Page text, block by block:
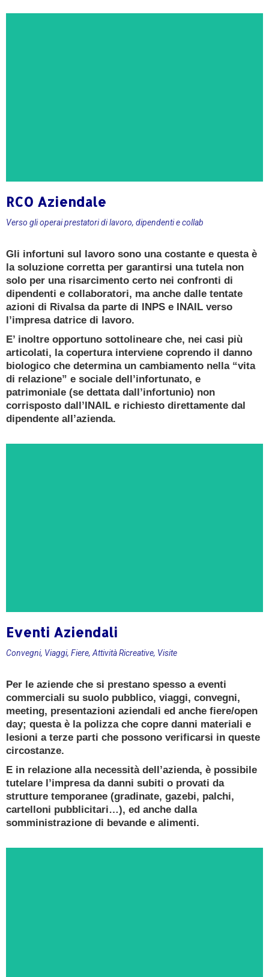
CONSULENZA GRATUITA
Ricevi oggi una consulenza gratuita e senza
impegno da un
Esperto Consulente Qualificato
PRENOTA ORA
RCO Aziendale
Verso gli operai prestatori di lavoro, dipendenti e collab
Gli infortuni sul lavoro sono una costante e questa è
la soluzione corretta per garantirsi una tutela non
solo per una risarcimento certo nei confronti di
dipendenti e collaboratori, ma anche dalle tentate
azioni di Rivalsa da parte di INPS e INAIL verso
l’impresa datrice di lavoro.
E’ inoltre opportuno sottolineare che, nei casi più
articolati, la copertura interviene coprendo il danno
biologico che determina un cambiamento nella “vita
di relazione” e sociale dell’infortunato, e
patrimoniale (se dettata dall’infortunio) non
corrisposto dall’INAIL e richiesto direttamente dal
dipendente all’azienda.
CONSULENZA GRATUITA
Ricevi oggi una consulenza gratuita e senza
impegno da un
Esperto Consulente Qualificato
PRENOTA ORA
Eventi Aziendali
Convegni, Viaggi, Fiere, Attività Ricreative, Visite
Per le aziende che si prestano spesso a eventi
commerciali su suolo pubblico, viaggi, convegni,
meeting, presentazioni aziendali ed anche fiere/open
day; questa è la polizza che copre danni materiali e
lesioni a terze parti che possono verificarsi in queste
circostanze.
E in relazione alla necessità dell’azienda, è possibile
tutelare l’impresa da danni subiti o provati da
strutture temporanee (gradinate, gazebi, palchi,
cartelloni pubblicitari…), ed anche dalla
somministrazione di bevande e alimenti.